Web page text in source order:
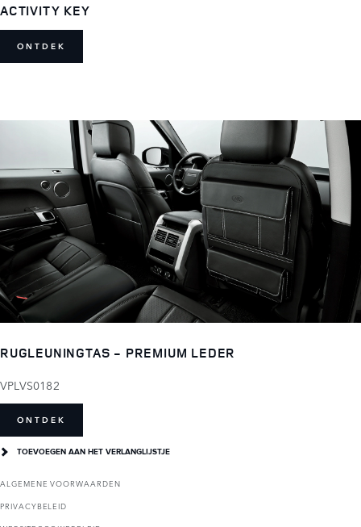
ACTIVITY KEY
ONTDEK
RUGLEUNINGTAS - PREMIUM LEDER
VPLVS0182
ONTDEK
TOEVOEGEN AAN HET VERLANGLIJSTJE
ALGEMENE VOORWAARDEN
PRIVACYBELEID